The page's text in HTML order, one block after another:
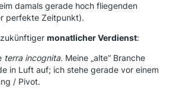
damals gerade hoch fliegenden
perfekte Zeitpunkt).
monatlicher Verdienst:
terra incognita. Meine „alte“ Branche
in Luft auf; ich stehe gerade vor einem
/ Pivot.